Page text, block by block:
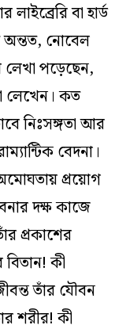
বা হার্ড
অন্তত, নোবেল
লেখা পড়েছেন,
লেখেন। কত
নিঃসঙ্গতা আর
বেদনা।
প্রয়োগ
দক্ষ কাজে
প্রকাশের
বিতান! কী
তাঁর যৌবন
শরীর! কী